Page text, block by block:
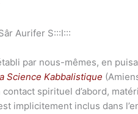
Aurifer S:::I:::
par nous-mêmes, en
Science Kabbalistique
contact spirituel d’abord,
implicitement inclus dans